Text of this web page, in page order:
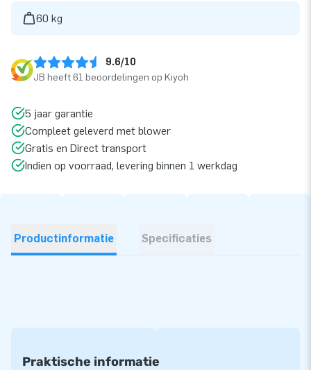
60 kg
9.6/10
JB heeft 61 beoordelingen op Kiyoh
5 jaar garantie
Compleet geleverd met blower
Gratis en Direct transport
Indien op voorraad, levering binnen 1 werkdag
Productinformatie Specificaties
Praktische informatie